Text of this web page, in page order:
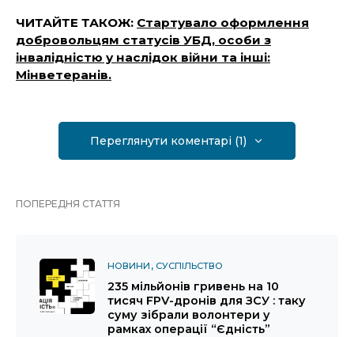
ЧИТАЙТЕ ТАКОЖ: Стартувало оформлення
добровольцям статусів УБД, особи з
інвалідністю у наслідок війни та інші:
Мінветеранів.
Переглянути коментарі (1)
ПОПЕРЕДНЯ СТАТТЯ
НОВИНИ СУСПІЛЬСТВО
235 мільйонів гривень на 10
тисяч FPV-дронів для ЗСУ : таку
суму зібрали волонтери у
рамках операції “Єдність”